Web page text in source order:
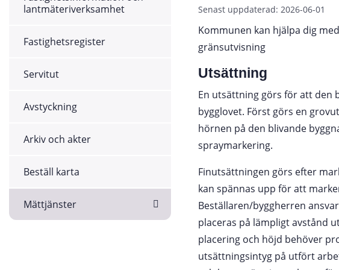
lantmäteriverksamhet
Fastighetsregister
Servitut
Avstyckning
Arkiv och akter
Beställ karta
Mättjänster
Senast uppdaterad: 2026-06-01
Kommunen kan hjälpa dig
gränsutvisning
Utsättning
En utsättning görs för att den
bygglovet. Först görs en
hörnen på den blivande
spraymarkering.
Finutsättningen görs efter
kan spännas upp för att
Beställaren/byggherren
placeras på lämpligt avstånd
placering och höjd behöver
utsättningsintyg på utfört